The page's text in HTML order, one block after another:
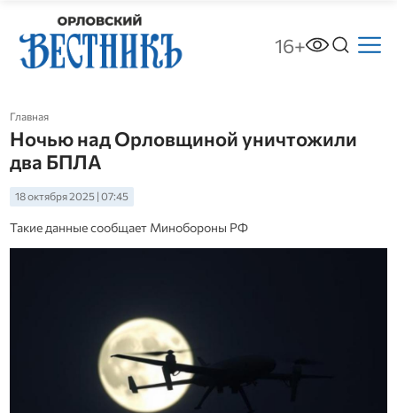
16+
Главная
Ночью над Орловщиной уничтожили
два БПЛА
18 октября 2025 | 07:45
Такие данные сообщает Минобороны РФ